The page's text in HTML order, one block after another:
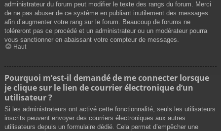
administrateur du forum peut modifier le texte des rangs du forum. Merci
de ne pas abuser de ce système en publiant inutilement des messages
afin d’augmenter votre rang sur le forum. Beaucoup de forums ne
toléreront pas ce procédé et un administrateur ou un modérateur pourra
vous sanctionner en abaissant votre compteur de messages.
Haut
Pourquoi m’est-il demandé de me connecter lorsque
je clique sur le lien de courrier électronique d’un
utilisateur ?
Si les administrateurs ont activé cette fonctionnalité, seuls les utilisateurs
inscrits peuvent envoyer des courriers électroniques aux autres
utilisateurs depuis un formulaire dédié. Cela permet d’empêcher une